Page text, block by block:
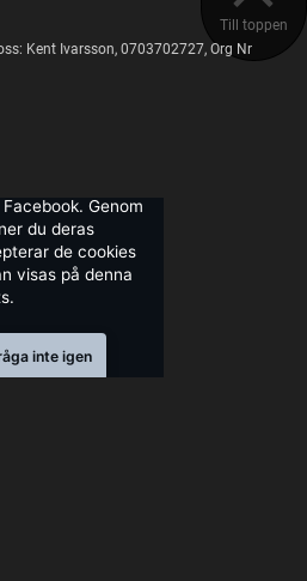
Till toppen
Kent Ivarsson, 0703702727, Org Nr
Genom
du deras
de cookies
visas på denna
inte igen